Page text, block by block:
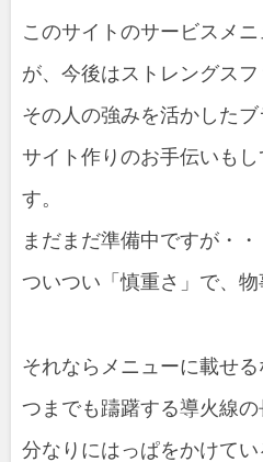
このサイトのサービスメ
が、今後はストレングスフ
その人の強みを活かした
サイト作りのお手伝いも
す。
まだまだ準備中ですが・・
ついつい「慎重さ」で、物
それならメニューに載せ
つまでも躊躇する導火線
分なりにはっぱをかけてい